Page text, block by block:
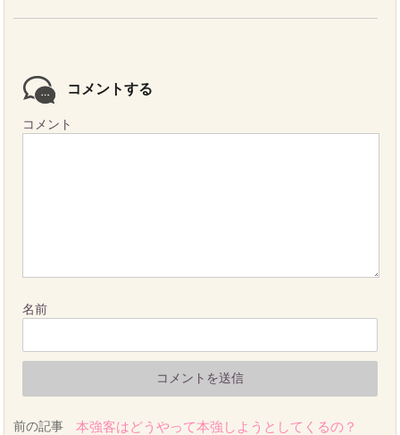
コメントする
コメント
名前
前の記事 本強客はどうやって本強しようとしてくるの？